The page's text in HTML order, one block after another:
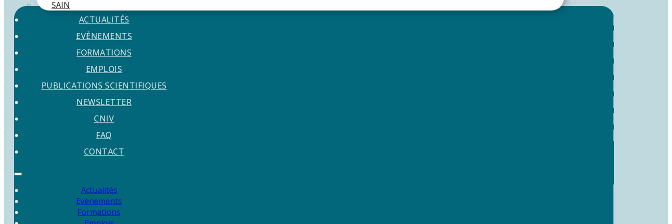
SAIN
ACTUALITÉS
EVÈNEMENTS
FORMATIONS
EMPLOIS
PUBLICATIONS SCIENTIFIQUES
NEWSLETTER
CNIV
FAQ
CONTACT
Actualités
Evènements
Formations